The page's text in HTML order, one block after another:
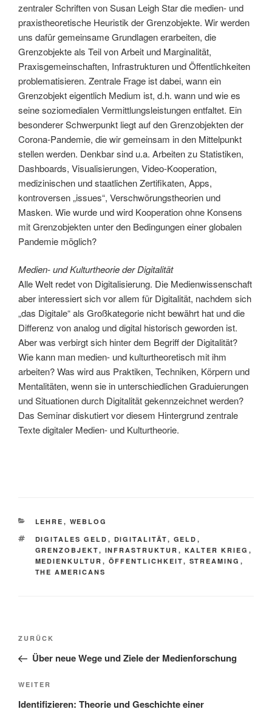
zentraler Schriften von Susan Leigh Star die medien- und
praxistheoretische Heuristik der Grenzobjekte. Wir werden
uns dafür gemeinsame Grundlagen erarbeiten, die
Grenzobjekte als Teil von Arbeit und Marginalität,
Praxisgemeinschaften, Infrastrukturen und Öffentlichkeiten
problematisieren. Zentrale Frage ist dabei, wann ein
Grenzobjekt eigentlich Medium ist, d.h. wann und wie es
seine soziomedialen Vermittlungsleistungen entfaltet. Ein
besonderer Schwerpunkt liegt auf den Grenzobjekten der
Corona-Pandemie, die wir gemeinsam in den Mittelpunkt
stellen werden. Denkbar sind u.a. Arbeiten zu Statistiken,
Dashboards, Visualisierungen, Video-Kooperation,
medizinischen und staatlichen Zertifikaten, Apps,
kontroversen „issues“, Verschwörungstheorien und
Masken. Wie wurde und wird Kooperation ohne Konsens
mit Grenzobjekten unter den Bedingungen einer globalen
Pandemie möglich?
Medien- und Kulturtheorie der Digitalität
Alle Welt redet von Digitalisierung. Die Medienwissenschaft
aber interessiert sich vor allem für Digitalität, nachdem sich
„das Digitale“ als Großkategorie nicht bewährt hat und die
Differenz von analog und digital historisch geworden ist.
Aber was verbirgt sich hinter dem Begriff der Digitalität?
Wie kann man medien- und kulturtheoretisch mit ihm
arbeiten? Was wird aus Praktiken, Techniken, Körpern und
Mentalitäten, wenn sie in unterschiedlichen Graduierungen
und Situationen durch Digitalität gekennzeichnet werden?
Das Seminar diskutiert vor diesem Hintergrund zentrale
Texte digitaler Medien- und Kulturtheorie.
KATEGORIEN
LEHRE , WEBLOG
SCHLAGWÖRTER
DIGITALES GELD , DIGITALITÄT, GELD ,
GRENZOBJEKT, INFRASTRUKTUR , KALTER KRIEG ,
MEDIENKULTUR , ÖFFENTLICHKEIT, STREAMING ,
THE AMERICANS
Beitragsnavigation
Vorheriger
Beitrag
ZURÜCK
Über neue Wege und Ziele der Medienforschung
Nächster
Beitrag
WEITER
Identifizieren: Theorie und Geschichte einer